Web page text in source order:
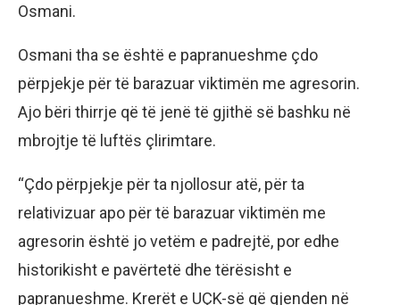
Osmani.
Osmani tha se është e papranueshme çdo
përpjekje për të barazuar viktimën me agresorin.
Ajo bëri thirrje që të jenë të gjithë së bashku në
mbrojtje të luftës çlirimtare.
“Çdo përpjekje për ta njollosur atë, për ta
relativizuar apo për të barazuar viktimën me
agresorin është jo vetëm e padrejtë, por edhe
historikisht e pavërtetë dhe tërësisht e
papranueshme. Krerët e UÇK-së që gjenden në